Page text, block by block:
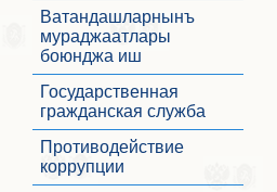
Ватандашларнынъ
мураджаатлары
боюнджа иш
Государственная
гражданская служба
Противодействие
коррупции